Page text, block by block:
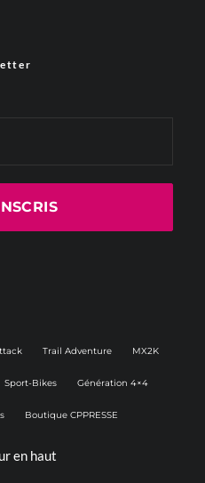
Trail Adventure MX2K
Sport-Bikes Génération 4×4
Boutique CPPRESSE
en haut